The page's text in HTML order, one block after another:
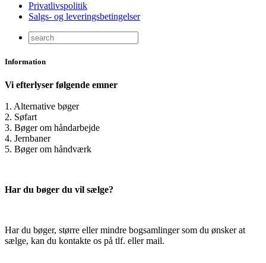
Privatlivspolitik
Salgs- og leveringsbetingelser
Information
Vi efterlyser følgende emner
1. Alternative bøger
2. Søfart
3. Bøger om håndarbejde
4. Jernbaner
5. Bøger om håndværk
Har du bøger du vil sælge?
Har du bøger, større eller mindre bogsamlinger som du ønsker at
sælge, kan du kontakte os på tlf. eller mail.